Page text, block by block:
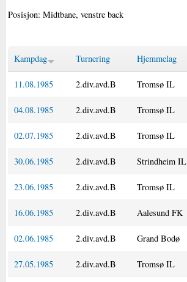
Posisjon: Midtbane, venstre back
Kampdag Turnering Hjemmelag
11.08.1985 2.div.avd.B Tromsø IL
04.08.1985 2.div.avd.B Tromsø IL
02.07.1985 2.div.avd.B Tromsø IL
30.06.1985 2.div.avd.B Strindheim IL
23.06.1985 2.div.avd.B Tromsø IL
16.06.1985 2.div.avd.B Aalesund FK
02.06.1985 2.div.avd.B Grand Bodø
27.05.1985 2.div.avd.B Tromsø IL